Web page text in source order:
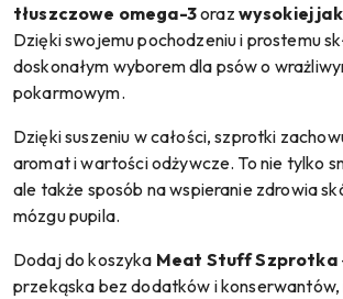
tłuszczowe omega-3oraz wysokiej
Dzięki swojemu pochodzeniu i prostemu
doskonałym wyborem dla psów o
pokarmowym.
Dzięki suszeniu w całości, szprotki
aromat i wartości odżywcze. To nie tylko
ale także sposób na wspieranie zdrowia
mózgu pupila.
Dodaj do koszyka Meat Stuff Szprotka
przekąska bez dodatków i konserwantów,